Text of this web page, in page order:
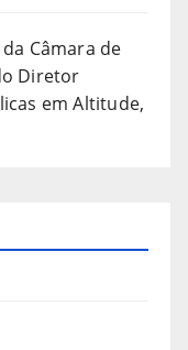
Câmara de
Diretor
em Altitude,